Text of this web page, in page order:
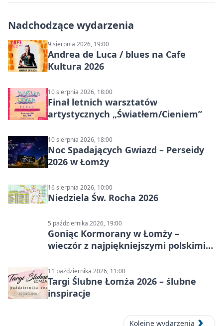
Nadchodzące wydarzenia
9 sierpnia 2026, 19:00
Andrea de Luca / blues na Cafe
Kultura 2026
10 sierpnia 2026, 18:00
Finał letnich warsztatów
artystycznych „Światłem/Cieniem”
10 sierpnia 2026, 18:00
Noc Spadających Gwiazd – Perseidy
2026 w Łomży
16 sierpnia 2026, 10:00
Niedziela Św. Rocha 2026
5 października 2026, 19:00
Goniąc Kormorany w Łomży –
wieczór z najpiękniejszymi polskimi
11 października 2026, 11:00
Targi Ślubne Łomża 2026 – ślubne
inspiracje
Kolejne wydarzenia